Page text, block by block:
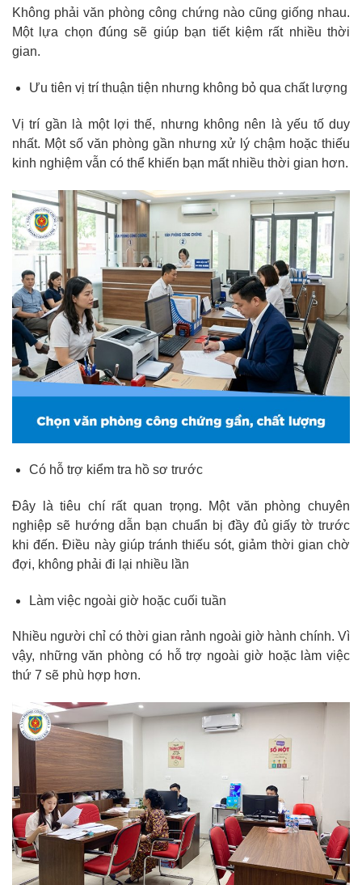
Không phải văn phòng công chứng nào cũng giống nhau.
Một lựa chọn đúng sẽ giúp bạn tiết kiệm rất nhiều thời
gian.
Ưu tiên vị trí thuận tiện nhưng không bỏ qua chất lượng
Vị trí gần là một lợi thế, nhưng không nên là yếu tố duy
nhất. Một số văn phòng gần nhưng xử lý chậm hoặc thiếu
kinh nghiệm vẫn có thể khiến bạn mất nhiều thời gian hơn.
Có hỗ trợ kiểm tra hồ sơ trước
Đây là tiêu chí rất quan trọng. Một văn phòng chuyên
nghiệp sẽ hướng dẫn bạn chuẩn bị đầy đủ giấy tờ trước
khi đến. Điều này giúp tránh thiếu sót, giảm thời gian chờ
đợi, không phải đi lại nhiều lần
Làm việc ngoài giờ hoặc cuối tuần
Nhiều người chỉ có thời gian rảnh ngoài giờ hành chính. Vì
vậy, những văn phòng có hỗ trợ ngoài giờ hoặc làm việc
thứ 7 sẽ phù hợp hơn.